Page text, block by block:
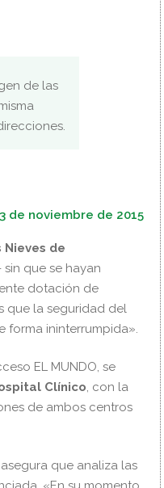
de las
de noviembre de 2015
Nieves de
que se hayan
dotación de
que la seguridad del
ininterrumpida».
EL MUNDO, se
Clínico , con la
de ambos centros
que analiza las